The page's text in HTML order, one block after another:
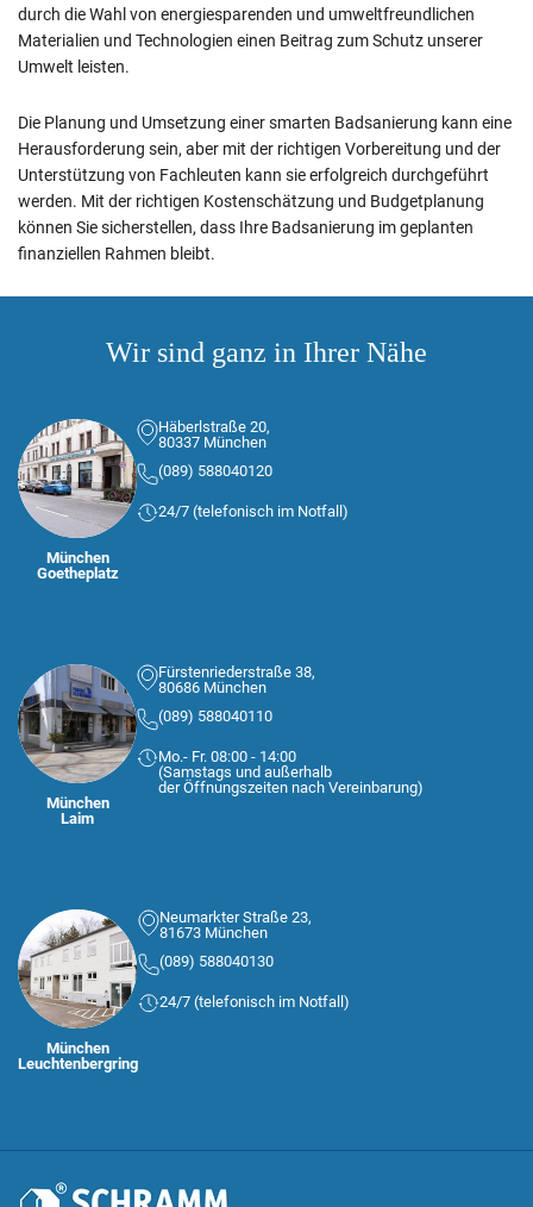
durch die Wahl von energiesparenden und umweltfreundlichen
Materialien und Technologien einen Beitrag zum Schutz unserer
Umwelt leisten.
Die Planung und Umsetzung einer smarten Badsanierung kann eine
Herausforderung sein, aber mit der richtigen Vorbereitung und der
Unterstützung von Fachleuten kann sie erfolgreich durchgeführt
werden. Mit der richtigen Kostenschätzung und Budgetplanung
können Sie sicherstellen, dass Ihre Badsanierung im geplanten
finanziellen Rahmen bleibt.
Wir sind ganz in Ihrer Nähe
München
Goetheplatz
Häberlstraße 20,
80337 München
(089) 588040120
24/7 (telefonisch im Notfall)
München
Laim
Fürstenriederstraße 38,
80686 München
(089) 588040110
Mo.- Fr. 08:00 - 14:00
(Samstags und außerhalb
der Öffnungszeiten nach Vereinbarung)
München
Leuchtenbergring
Neumarkter Straße 23,
81673 München
(089) 588040130
24/7 (telefonisch im Notfall)